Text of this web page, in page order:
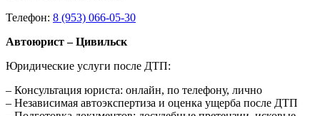
Телефон: 8 (953) 066-05-30
Автоюрист – Цивильск
Юридические услуги после ДТП:
– Консультация юриста: онлайн, по телефону, лично
– Независимая автоэкспертиза и оценка ущерба после ДТП